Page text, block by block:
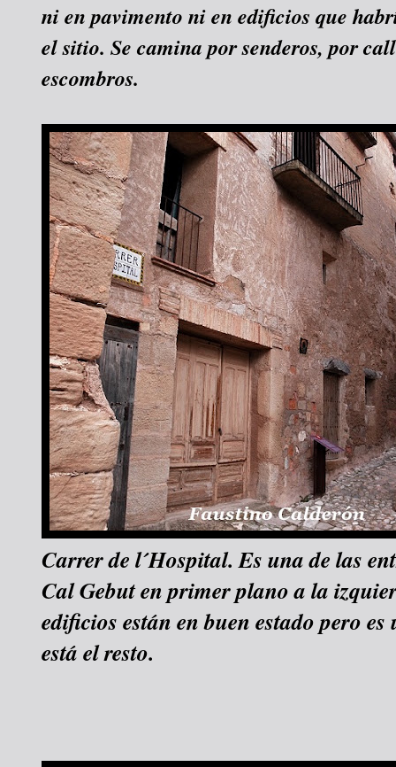
ni en pavimento ni en edificios que
el sitio. Se camina por senderos, por
escombros.
Carrer de l´Hospital. Es una de las
Cal Gebut en primer plano a la
edificios están en buen estado pero
está el resto.